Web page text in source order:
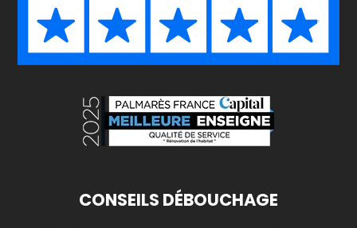
CONSEILS DÉBOUCHAGE